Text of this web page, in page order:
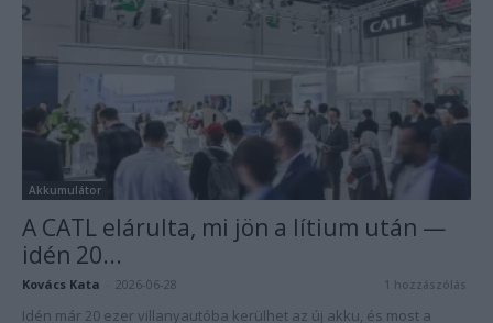
Akkumulátor
A CATL elárulta, mi jön a lítium után —
idén 20...
Kovács Kata 2026-06-28 1 hozzászólás
Idén már 20 ezer villanyautóba kerülhet az új akku, és most a